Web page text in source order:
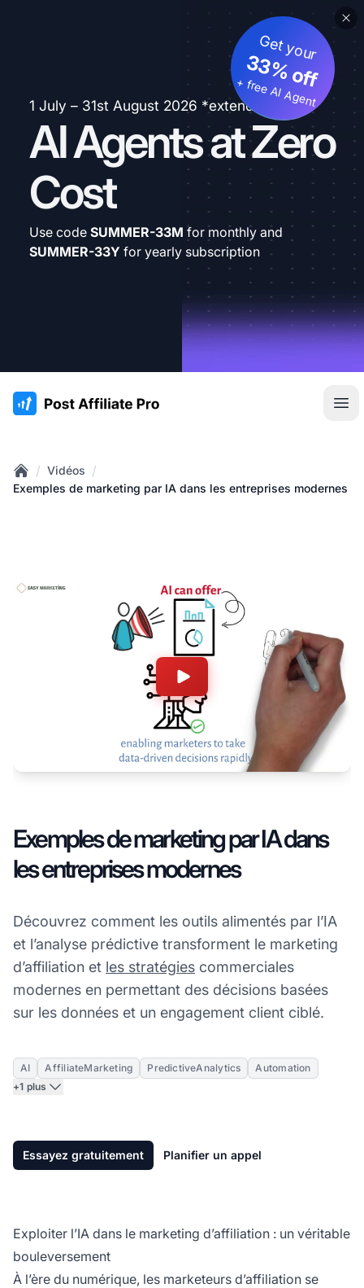
1 July – 31st August 2026 *extended
AI Agents at Zero
Cost
Get your
33% off
+ free AI Agent
Use code SUMMER-33M for monthly and
SUMMER-33Y for yearly subscription
:site.title
Home
/ Vidéos /
Exemples de marketing par IA dans les entreprises modernes
Exemples de marketing par IA dans
les entreprises modernes
Découvrez comment les outils alimentés par l’IA
et l’analyse prédictive transforment le marketing
d’affiliation et les stratégies commerciales
modernes en permettant des décisions basées
sur les données et un engagement client ciblé.
AI AffiliateMarketing PredictiveAnalytics
Automation
+1 plus
Essayez gratuitement Planifier un appel
Exploiter l’IA dans le marketing d’affiliation : un véritable
bouleversement
À l’ère du numérique, les marketeurs d’affiliation se